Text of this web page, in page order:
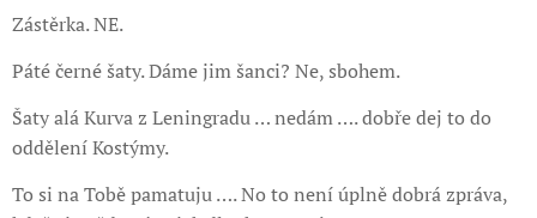
Zástěrka. NE.
Páté černé šaty. Dáme jim šanci? Ne, sbohem.
Šaty alá Kurva z Leningradu … nedám …. dobře dej to do
oddělení Kostýmy.
To si na Tobě pamatuju …. No to není úplně dobrá zpráva,